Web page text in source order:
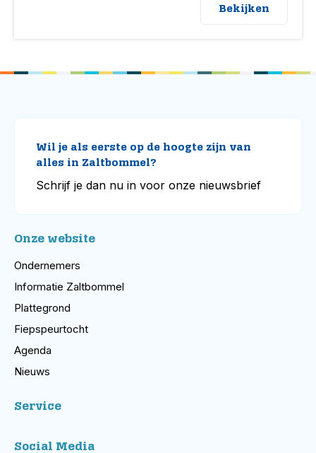
Bekijken
Wil je als eerste op de hoogte zijn van
alles in Zaltbommel?
Schrijf je dan nu in voor onze nieuwsbrief
Onze website
Ondernemers
Informatie Zaltbommel
Plattegrond
Fiepspeurtocht
Agenda
Nieuws
Service
Social Media